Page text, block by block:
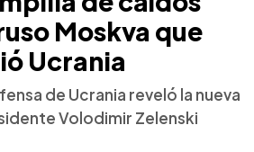
Moskva que
Ucrania
de Ucrania reveló la nueva
Volodimir Zelenski